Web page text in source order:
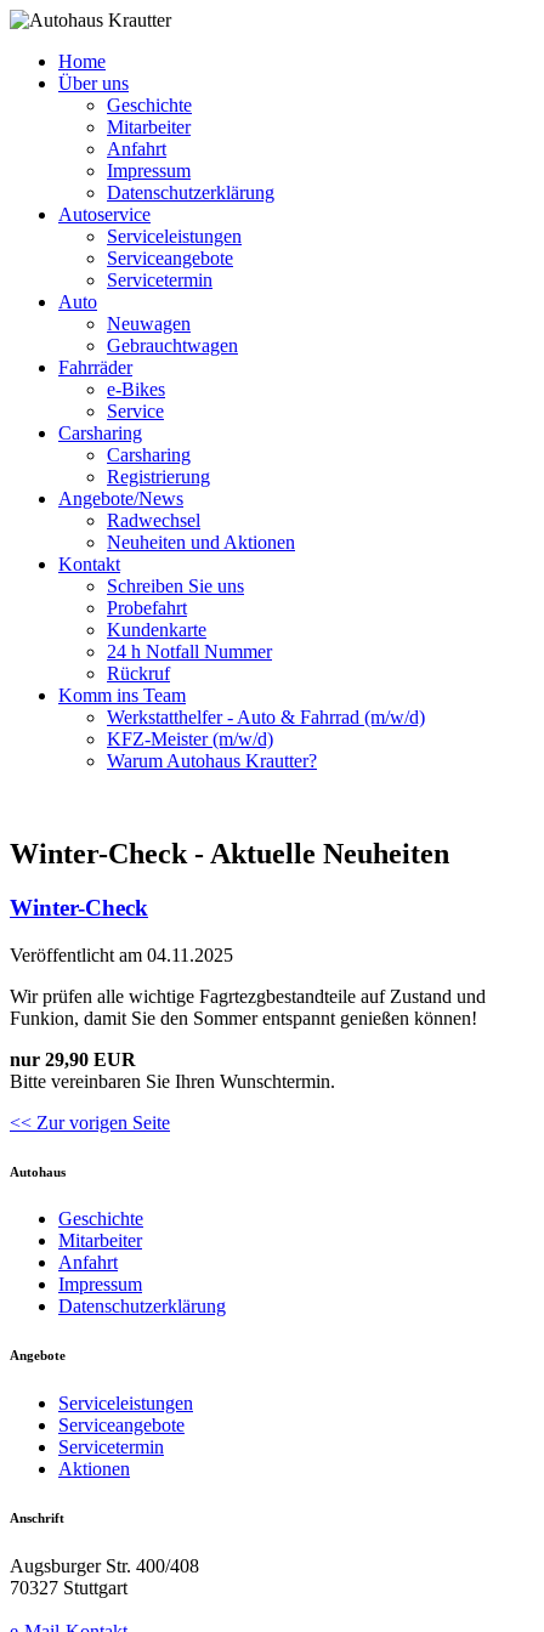
Home
Über uns
Geschichte
Mitarbeiter
Anfahrt
Impressum
Datenschutzerklärung
Autoservice
Serviceleistungen
Serviceangebote
Servicetermin
Auto
Neuwagen
Gebrauchtwagen
Fahrräder
e-Bikes
Service
Carsharing
Carsharing
Registrierung
Angebote/News
Radwechsel
Neuheiten und Aktionen
Kontakt
Schreiben Sie uns
Probefahrt
Kundenkarte
24 h Notfall Nummer
Rückruf
Komm ins Team
Werkstatthelfer - Auto & Fahrrad (m/w/d)
KFZ-Meister (m/w/d)
Warum Autohaus Krautter?
Winter-Check - Aktuelle Neuheiten
Winter-Check
Veröffentlicht am 04.11.2025
Wir prüfen alle wichtige Fagrtezgbestandteile auf Zustand und
Funkion, damit Sie den Sommer entspannt genießen können!
nur 29,90 EUR
Bitte vereinbaren Sie Ihren Wunschtermin.
<< Zur vorigen Seite
Autohaus
Geschichte
Mitarbeiter
Anfahrt
Impressum
Datenschutzerklärung
Angebote
Serviceleistungen
Serviceangebote
Servicetermin
Aktionen
Anschrift
Augsburger Str. 400/408
70327 Stuttgart